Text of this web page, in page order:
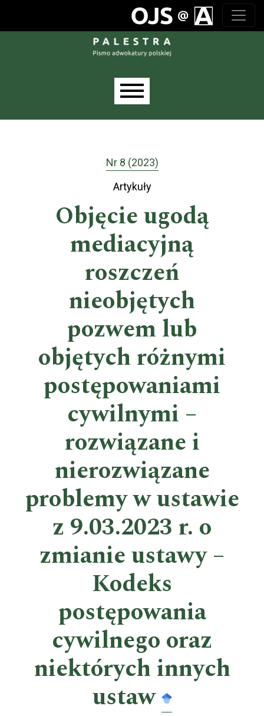
Nr 8 (2023)
Artykuły
Objęcie ugodą
mediacyjną
roszczeń
nieobjętych
pozwem lub
objętych różnymi
postępowaniami
cywilnymi –
rozwiązane i
nierozwiązane
problemy w ustawie
z 9.03.2023 r. o
zmianie ustawy –
Kodeks
postępowania
cywilnego oraz
niektórych innych
ustaw